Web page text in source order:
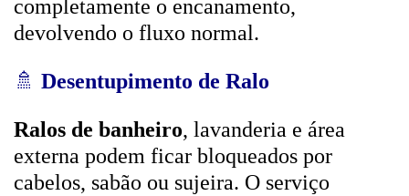
completamente o encanamento,
devolvendo o fluxo normal.
🚿 Desentupimento de Ralo
Ralos de banheiro, lavanderia e área
externa podem ficar bloqueados por
cabelos, sabão ou sujeira. O serviço